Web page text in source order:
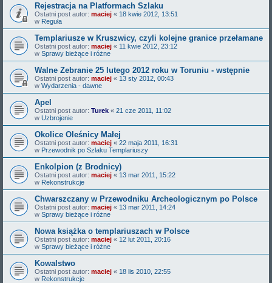
Rejestracja na Platformach Szlaku
Ostatni post autor: maciej « 18 kwie 2012, 13:51
w Reguła
Templariusze w Kruszwicy, czyli kolejne granice przełamane
Ostatni post autor: maciej « 11 kwie 2012, 23:12
w Sprawy bieżące i różne
Walne Zebranie 25 lutego 2012 roku w Toruniu - wstępnie
Ostatni post autor: maciej « 13 sty 2012, 00:43
w Wydarzenia - dawne
Apel
Ostatni post autor: Turek « 21 cze 2011, 11:02
w Uzbrojenie
Okolice Oleśnicy Małej
Ostatni post autor: maciej « 22 maja 2011, 16:31
w Przewodnik po Szlaku Templariuszy
Enkolpion (z Brodnicy)
Ostatni post autor: maciej « 13 mar 2011, 15:22
w Rekonstrukcje
Chwarszczany w Przewodniku Archeologicznym po Polsce
Ostatni post autor: maciej « 13 mar 2011, 14:24
w Sprawy bieżące i różne
Nowa książka o templariuszach w Polsce
Ostatni post autor: maciej « 12 lut 2011, 20:16
w Sprawy bieżące i różne
Kowalstwo
Ostatni post autor: maciej « 18 lis 2010, 22:55
w Rekonstrukcje